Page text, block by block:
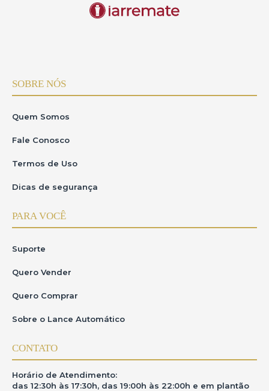
SOBRE NÓS
Quem Somos
Fale Conosco
Termos de Uso
Dicas de segurança
PARA VOCÊ
Suporte
Quero Vender
Quero Comprar
Sobre o Lance Automático
CONTATO
Horário de Atendimento:
das 12:30h às 17:30h, das 19:00h às 22:00h e em plantão